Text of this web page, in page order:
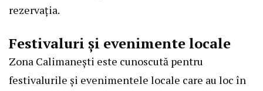
rezervația.
Festivaluri și evenimente locale
Zona Calimanești este cunoscută pentru
festivalurile și evenimentele locale care au loc în